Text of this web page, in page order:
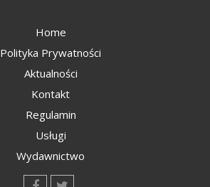
Home
Polityka Prywatności
Aktualności
Kontakt
Regulamin
Usługi
Wydawnictwo